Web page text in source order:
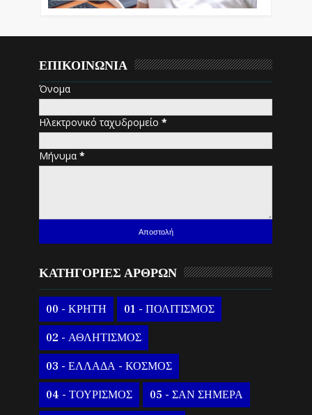
ΕΠΙΚΟΙΝΩΝΙΑ
Όνομα
Ηλεκτρονικό ταχυδρομείο*
Μήνυμα*
ΚΑΤΗΓΟΡΙΕΣ ΑΡΘΡΩΝ
00 - ΚΡΗΤΗ 01 - ΠΟΛΙΤΙΣΜΟΣ
02 - ΑΘΛΗΤΙΣΜΟΣ
03 - ΕΛΛΑΔΑ - ΚΟΣΜΟΣ
04 - ΤΟΥΡΙΣΜΟΣ 05 - ΣΑΝ ΣΗΜΕΡΑ